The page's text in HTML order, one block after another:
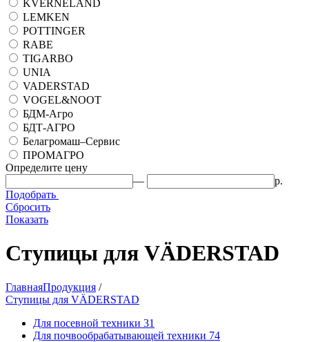
KVERNELAND
LEMKEN
POTTINGER
RABE
TIGARBO
UNIA
VADERSTAD
VOGEL&NOOT
БДМ-Агро
БДТ-АГРО
Белагромаш–Сервис
ПРОМАГРО
Определите цену
—
р.
Подобрать
Сбросить
Показать
Ступицы для VÄDERSTAD
ГлавнаяПродукция /
Ступицы для VÄDERSTAD
Для посевной техники 31
Для почвообрабатывающей техники 74